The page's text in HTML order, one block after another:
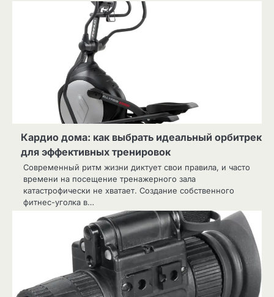
Кардио дома: как выбрать идеальный орбитрек
для эффективных тренировок
Современный ритм жизни диктует свои правила, и часто
времени на посещение тренажерного зала
катастрофически не хватает. Создание собственного
фитнес-уголка в…